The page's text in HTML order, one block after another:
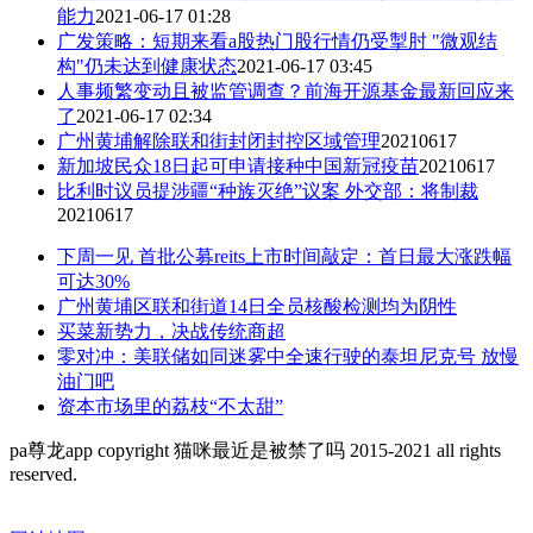
能力2021-06-17 01:28
广发策略：短期来看a股热门股行情仍受掣肘 "微观结
构"仍未达到健康状态2021-06-17 03:45
人事频繁变动且被监管调查？前海开源基金最新回应来
了2021-06-17 02:34
广州黄埔解除联和街封闭封控区域管理20210617
新加坡民众18日起可申请接种中国新冠疫苗20210617
比利时议员提涉疆“种族灭绝”议案 外交部：将制裁
20210617
下周一见 首批公募reits上市时间敲定：首日最大涨跌幅
可达30%
广州黄埔区联和街道14日全员核酸检测均为阴性
买菜新势力，决战传统商超
零对冲：美联储如同迷雾中全速行驶的泰坦尼克号 放慢
油门吧
资本市场里的荔枝“不太甜”
pa尊龙app copyright 猫咪最近是被禁了吗 2015-2021 all rights
reserved.